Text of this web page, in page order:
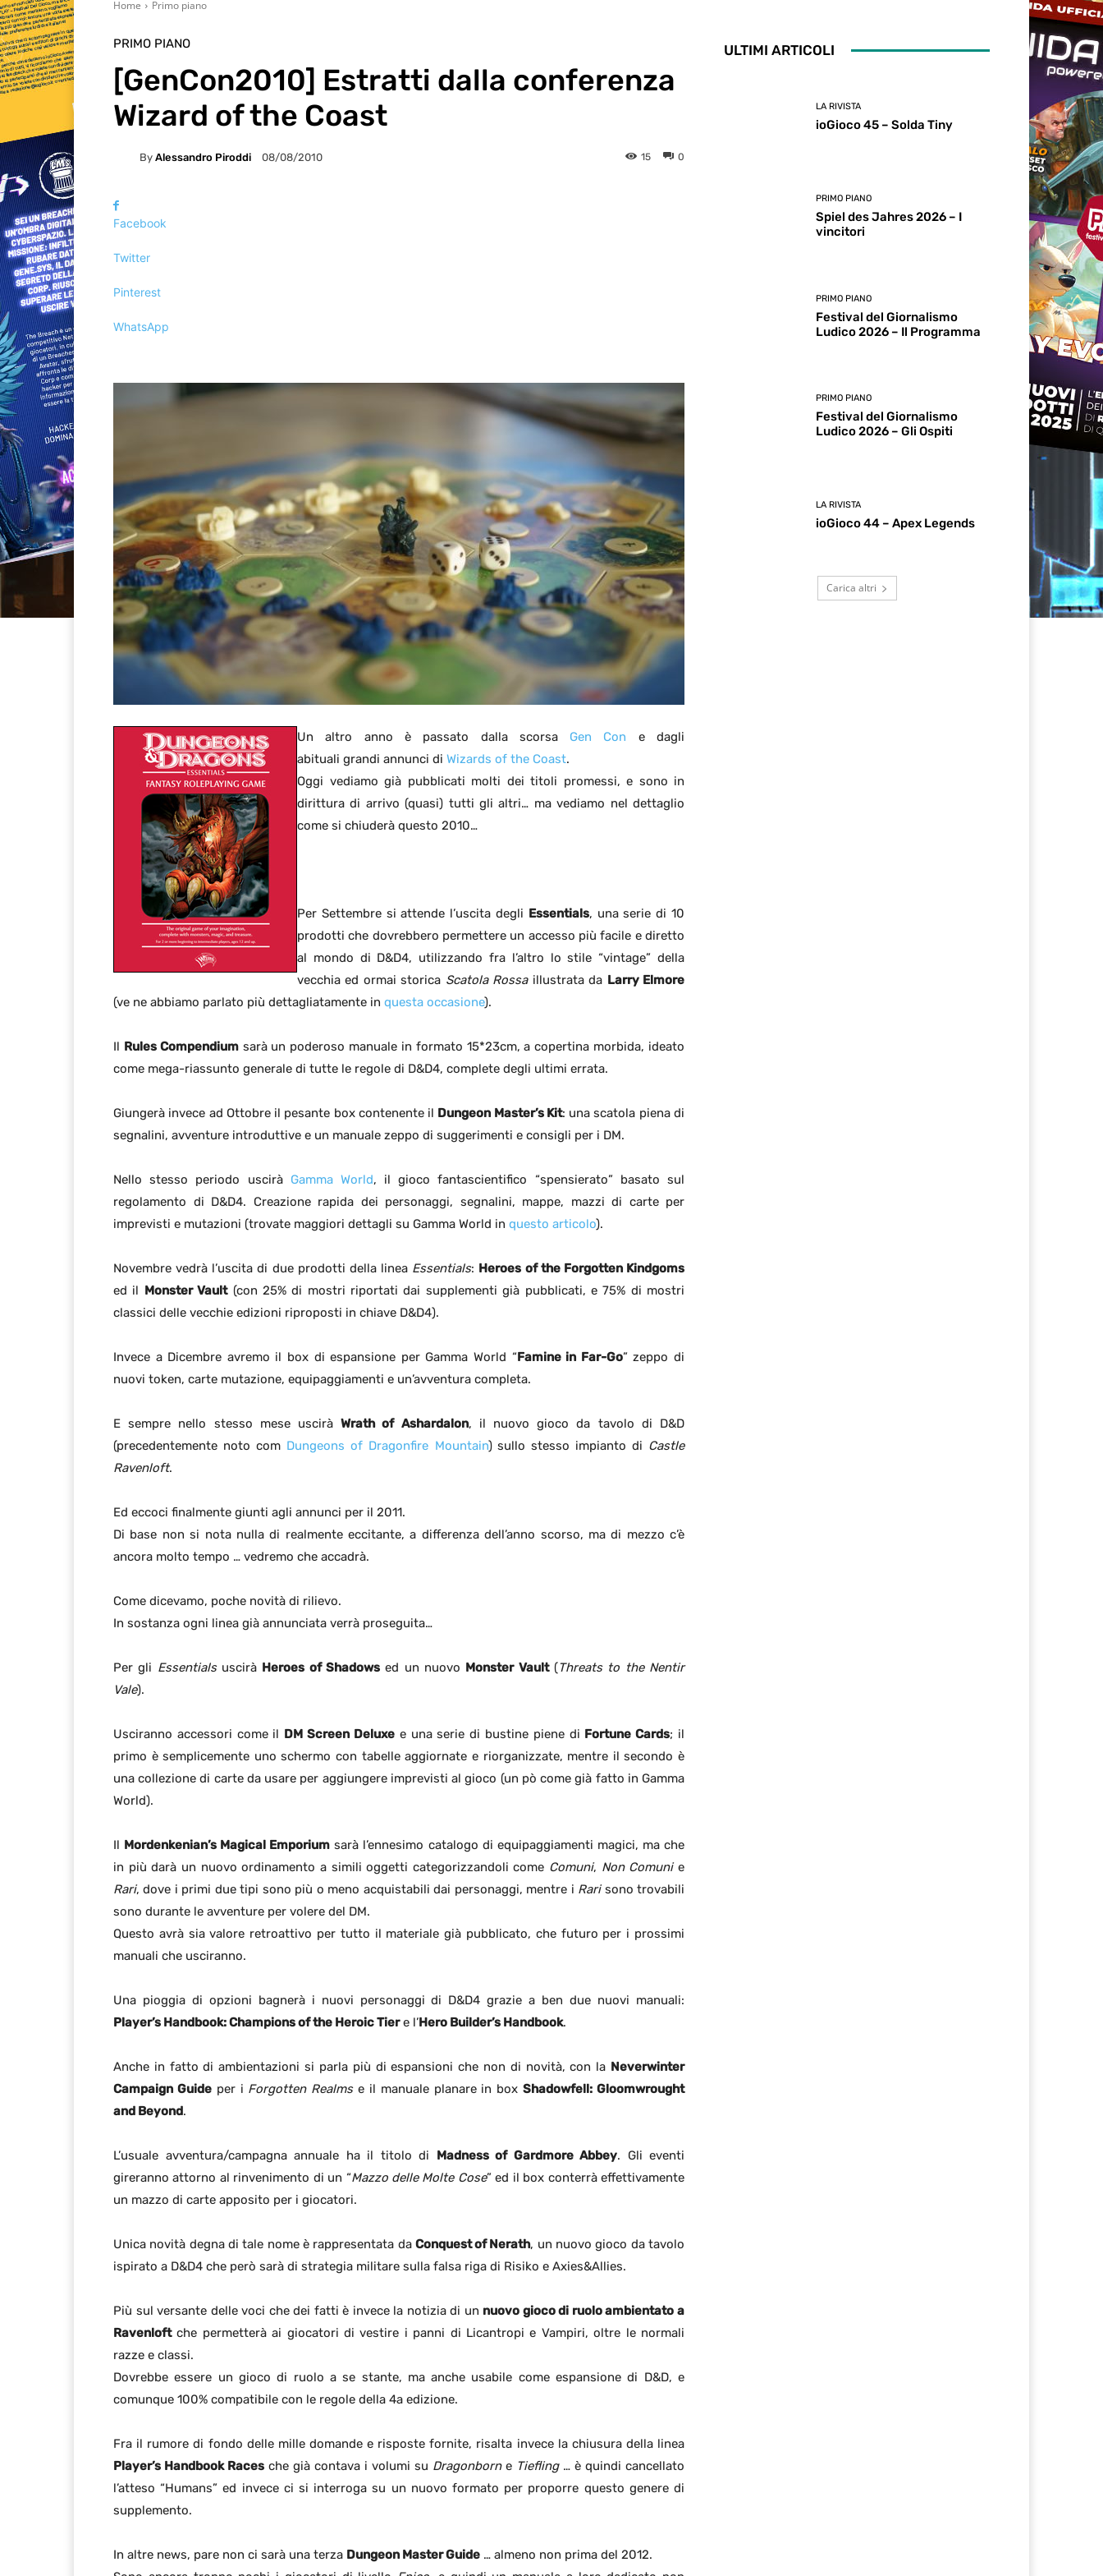
Home Primo piano
PRIMO PIANO
[GenCon2010] Estratti dalla conferenza
Wizard of the Coast
By Alessandro Piroddi 08/08/2010 0
15
Facebook
Twitter
Pinterest
WhatsApp
Un altro anno è passato dalla scorsa Gen Con e dagli
abituali grandi annunci di Wizards of the Coast.
Oggi vediamo già pubblicati molti dei titoli promessi, e sono in
dirittura di arrivo (quasi) tutti gli altri… ma vediamo nel dettaglio
come si chiuderà questo 2010…
Per Settembre si attende l’uscita degli Essentials, una serie di 10
prodotti che dovrebbero permettere un accesso più facile e diretto
al mondo di D&D4, utilizzando fra l’altro lo stile “vintage” della
vecchia ed ormai storica Scatola Rossaillustrata da Larry Elmore
(ve ne abbiamo parlato più dettagliatamente in questa occasione).
Il Rules Compendiumsarà un poderoso manuale in formato 15*23cm, a copertina morbida, ideato
come mega-riassunto generale di tutte le regole di D&D4, complete degli ultimi errata.
Giungerà invece ad Ottobre il pesante box contenente il Dungeon Master’s Kit: una scatola piena di
segnalini, avventure introduttive e un manuale zeppo di suggerimenti e consigli per i DM.
Nello stesso periodo uscirà Gamma World, il gioco fantascientifico “spensierato” basato sul
regolamento di D&D4. Creazione rapida dei personaggi, segnalini, mappe, mazzi di carte per
imprevisti e mutazioni (trovate maggiori dettagli su Gamma World in questo articolo).
Novembre vedrà l’uscita di due prodotti della linea Essentials: Heroes of the Forgotten Kindgoms
ed il Monster Vault(con 25% di mostri riportati dai supplementi già pubblicati, e 75% di mostri
classici delle vecchie edizioni riproposti in chiave D&D4).
Invece a Dicembre avremo il box di espansione per Gamma World “Famine in Far-Go” zeppo di
nuovi token, carte mutazione, equipaggiamenti e un’avventura completa.
E sempre nello stesso mese usciràWrath of Ashardalon, il nuovo gioco da tavolo di D&D
(precedentemente noto com Dungeons of Dragonfire Mountain) sullo stesso impianto di Castle
Ravenloft.
Ed eccoci finalmente giunti agli annunci per il 2011.
Di base non si nota nulla di realmente eccitante, a differenza dell’anno scorso, ma di mezzo c’è
ancora molto tempo … vedremo che accadrà.
Come dicevamo, poche novità di rilievo.
In sostanza ogni linea già annunciata verrà proseguita…
Per gli Essentialsuscirà Heroes of Shadows ed un nuovo Monster Vault(Threats to the Nentir
Vale).
Usciranno accessori come il DM Screen Deluxee una serie di bustine piene di Fortune Cards; il
primo è semplicemente uno schermo con tabelle aggiornate e riorganizzate, mentre il secondo è
una collezione di carte da usare per aggiungere imprevisti al gioco (un pò come già fatto in Gamma
World).
Il Mordenkenian’s Magical Emporium sarà l’ennesimo catalogo di equipaggiamenti magici, ma che
in più darà un nuovo ordinamento a simili oggetti categorizzandoli come Comuni, Non Comunie
Rari, dove i primi due tipi sono più o meno acquistabili dai personaggi, mentre i Rarisono trovabili
sono durante le avventure per volere del DM.
Questo avrà sia valore retroattivo per tutto il materiale già pubblicato, che futuro per i prossimi
manuali che usciranno.
Una pioggia di opzioni bagnerà i nuovi personaggi di D&D4 grazie a ben due nuovi manuali:
Player’s Handbook: Champions of the Heroic Tiere l’Hero Builder’s Handbook.
Anche in fatto di ambientazioni si parla più di espansioni che non di novità, con la Neverwinter
Campaign Guideper i Forgotten Realmse il manuale planare in boxShadowfell: Gloomwrought
and Beyond.
L’usuale avventura/campagna annuale ha il titolo di Madness of Gardmore Abbey. Gli eventi
gireranno attorno al rinvenimento di un “Mazzo delle Molte Cose” ed il box conterrà effettivamente
un mazzo di carte apposito per i giocatori.
Unica novità degna di tale nome è rappresentata da Conquest of Nerath, un nuovo gioco da tavolo
ispirato a D&D4 che però sarà di strategia militare sulla falsa riga di Risiko e Axies&Allies.
Più sul versante delle voci che dei fatti è invece la notizia di un nuovo gioco di ruolo ambientato a
Ravenloftche permetterà ai giocatori di vestire i panni di Licantropi e Vampiri, oltre le normali
razze e classi.
Dovrebbe essere un gioco di ruolo a se stante, ma anche usabile come espansione di D&D, e
comunque 100% compatibile con le regole della 4a edizione.
Fra il rumore di fondo delle mille domande e risposte fornite, risalta invece la chiusura della linea
Player’s Handbook Races che già contava i volumi su Dragonborne Tiefling… è quindi cancellato
l’atteso “Humans” ed invece ci si interroga su un nuovo formato per proporre questo genere di
supplemento.
In altre news, pare non ci sarà una terza Dungeon Master Guide … almeno non prima del 2012.
ULTIMI ARTICOLI
LA RIVISTA
ioGioco 45 – Solda Tiny
PRIMO PIANO
Spiel des Jahres 2026 – I
vincitori
PRIMO PIANO
Festival del Giornalismo
Ludico 2026 – Il Programma
PRIMO PIANO
Festival del Giornalismo
Ludico 2026 – Gli Ospiti
LA RIVISTA
ioGioco 44 – Apex Legends
Carica altri